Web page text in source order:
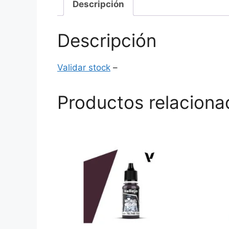
Descripción
Descripción
Validar stock –
Productos